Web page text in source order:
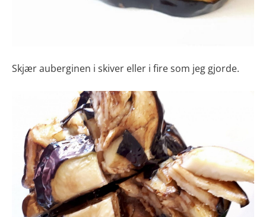
Skjær auberginen i skiver eller i fire som jeg gjorde.